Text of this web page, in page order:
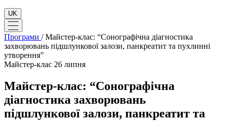
UK
Програми / Майстер-клас: “Сонографічна діагностика
захворювань підшлункової залози, панкреатит та пухлинні
утворення”
Майстер-клас 26 липня
Майстер-клас: “Сонографічна
діагностика захворювань
підшлункової залози, панкреатит та